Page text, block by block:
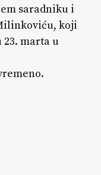
saradniku i
koji
marta u